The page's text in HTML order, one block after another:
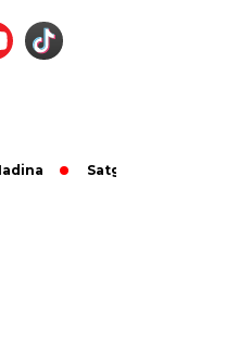
Satgas TMMD dan Warga